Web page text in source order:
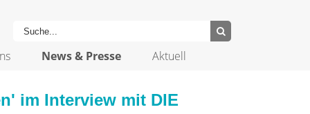
News & Presse Aktuell
im Interview mit DIE